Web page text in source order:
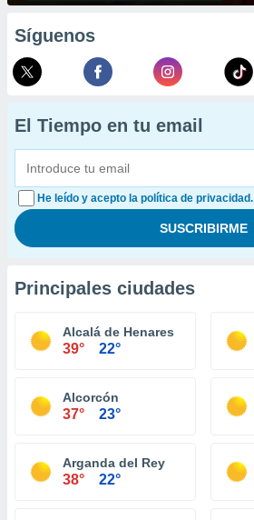
Síguenos
El Tiempo en tu email
He leído y acepto la política de privacidad.
Principales ciudades
Alcalá de Henares
39° 22°
Alcorcón
37° 23°
Arganda del Rey
38° 22°